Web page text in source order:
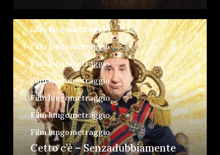
Film lungometraggio
Film lungometraggio
Film lungometraggio
Film lungometraggio
Film lungometraggio
Film lungometraggio
Film lungometraggio
Film lungometraggio
Cetto c’è – Senzadubbiamente